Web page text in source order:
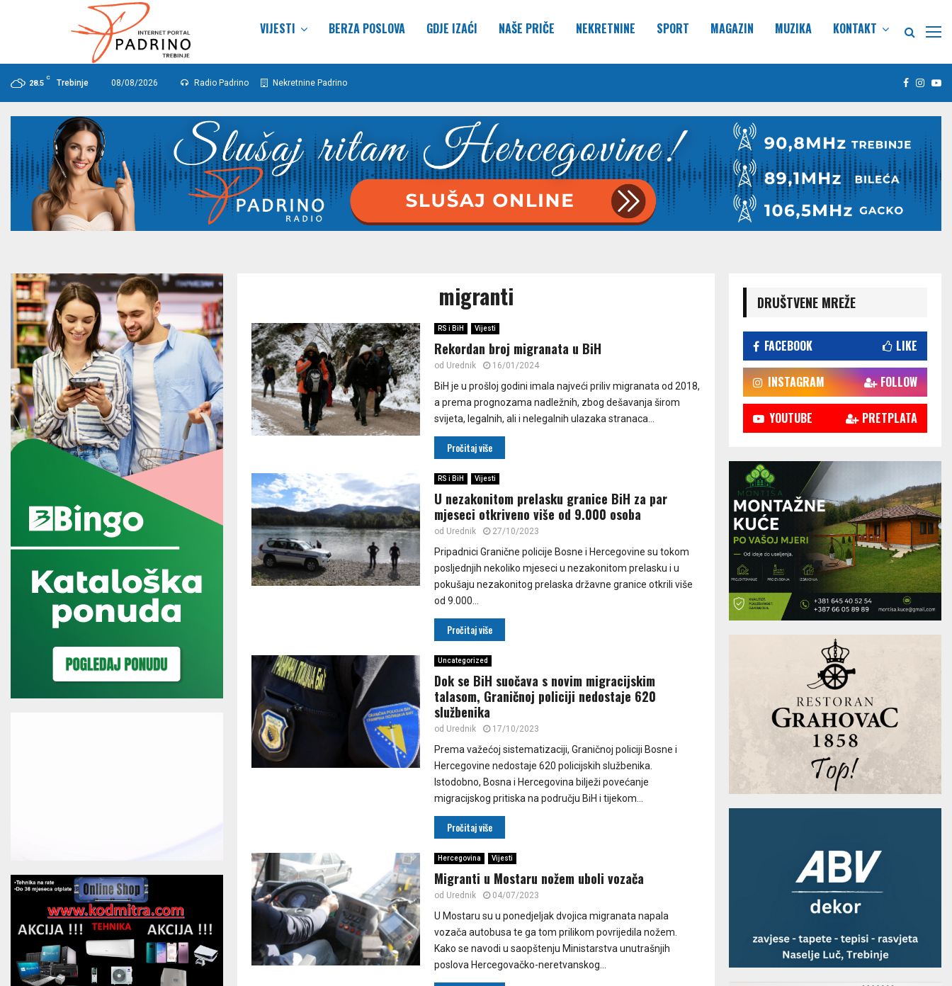
VIJESTI BERZA POSLOVA GDJE IZAĆI NAŠE PRIČE NEKRETNINE SPORT MAGAZIN MUZIKA KONTAKT
28.5
C
Trebinje 08/08/2026 Radio Padrino Nekretnine Padrino Facebook
migranti
RS i BiH Vijesti
Rekordan broj migranata u BiH
od Urednik 16/01/2024
BiH je u prošloj godini imala najveći priliv migranata od 2018,
a prema prognozama nadležnih, zbog dešavanja širom
svijeta, legalnih, ali i nelegalnih ulazaka stranaca...
Pročitaj više
RS i BiH Vijesti
U nezakonitom prelasku granice BiH za par
mjeseci otkriveno više od 9.000 osoba
od Urednik 27/10/2023
Pripadnici Granične policije Bosne i Hercegovine su tokom
posljednjih nekoliko mjeseci u nezakonitom prelasku i u
pokušaju nezakonitog prelaska državne granice otkrili više
od 9.000...
Pročitaj više
Uncategorized
Dok se BiH suočava s novim migracijskim
talasom, Graničnoj policiji nedostaje 620
službenika
od Urednik 17/10/2023
Prema važećoj sistematizaciji, Graničnoj policiji Bosne i
Hercegovine nedostaje 620 policijskih službenika.
Istodobno, Bosna i Hercegovina bilježi povećanje
migracijskog pritiska na području BiH i tijekom...
Pročitaj više
Hercegovina Vijesti
Migranti u Mostaru nožem uboli vozača
od Urednik 04/07/2023
U Mostaru su u ponedjeljak dvojica migranata napala
vozača autobusa te ga tom prilikom povrijedila nožem.
Kako se navodi u saopštenju Ministarstva unutrašnjih
poslova Hercegovačko-neretvanskog...
DRUŠTVENE MREŽE
FACEBOOK LIKE
INSTAGRAM FOLLOW
YOUTUBE PRETPLATA